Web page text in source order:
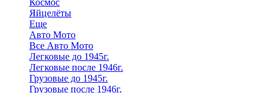
Космос
Яйцелёты
Еще
Авто Мото
Все Авто Мото
Легковые до 1945г.
Легковые после 1946г.
Грузовые до 1945г.
Грузовые после 1946г.